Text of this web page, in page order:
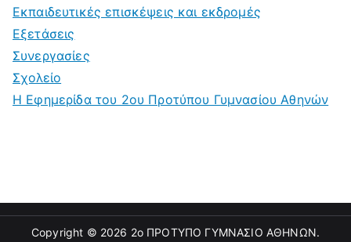
Εκπαιδευτικές επισκέψεις και εκδρομές
Εξετάσεις
Συνεργασίες
Σχολείο
Η Εφημερίδα του 2ου Προτύπου Γυμνασίου Αθηνών
Copyright © 2026 2ο ΠΡΟΤΥΠΟ ΓΥΜΝΑΣΙΟ ΑΘΗΝΩΝ.